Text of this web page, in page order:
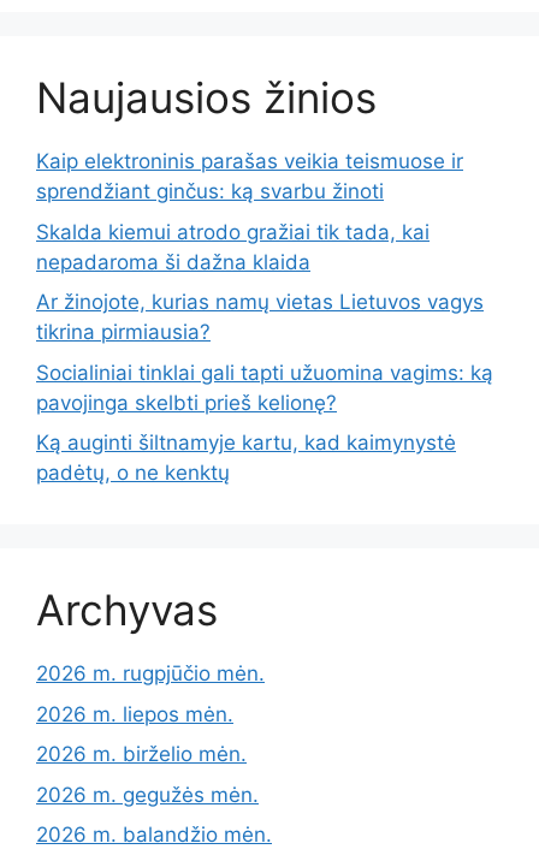
Naujausios žinios
Kaip elektroninis parašas veikia teismuose ir
sprendžiant ginčus: ką svarbu žinoti
Skalda kiemui atrodo gražiai tik tada, kai
nepadaroma ši dažna klaida
Ar žinojote, kurias namų vietas Lietuvos vagys
tikrina pirmiausia?
Socialiniai tinklai gali tapti užuomina vagims: ką
pavojinga skelbti prieš kelionę?
Ką auginti šiltnamyje kartu, kad kaimynystė
padėtų, o ne kenktų
Archyvas
2026 m. rugpjūčio mėn.
2026 m. liepos mėn.
2026 m. birželio mėn.
2026 m. gegužės mėn.
2026 m. balandžio mėn.